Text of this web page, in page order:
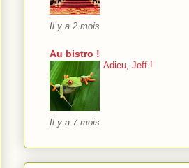
Il y a 2 mois
Au bistro !
Adieu, Jeff !
Il y a 7 mois